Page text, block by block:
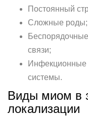
Постоянный
Сложные роды;
связи;
Инфекционные
системы.
Виды миом в
локализации